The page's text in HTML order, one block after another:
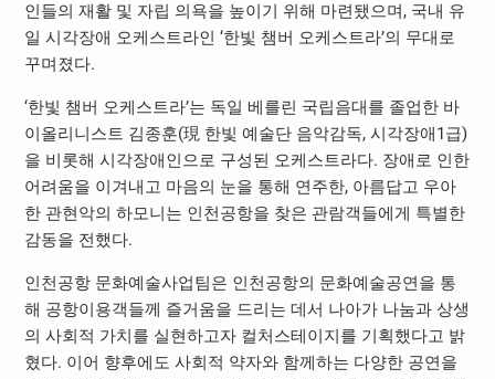
인들의 재활 및 자립 의욕을 높이기 위해 마련됐으며, 국내 유
일 시각장애 오케스트라인 ‘한빛 챔버 오케스트라’의 무대로
꾸며졌다.
‘한빛 챔버 오케스트라’는 독일 베를린 국립음대를 졸업한 바
이올리니스트 김종훈(現 한빛 예술단 음악감독, 시각장애1급)
을 비롯해 시각장애인으로 구성된 오케스트라다. 장애로 인한
어려움을 이겨내고 마음의 눈을 통해 연주한, 아름답고 우아
한 관현악의 하모니는 인천공항을 찾은 관람객들에게 특별한
감동을 전했다.
인천공항 문화예술사업팀은 인천공항의 문화예술공연을 통
해 공항이용객들께 즐거움을 드리는 데서 나아가 나눔과 상생
의 사회적 가치를 실현하고자 컬처스테이지를 기획했다고 밝
혔다. 이어 향후에도 사회적 약자와 함께하는 다양한 공연을